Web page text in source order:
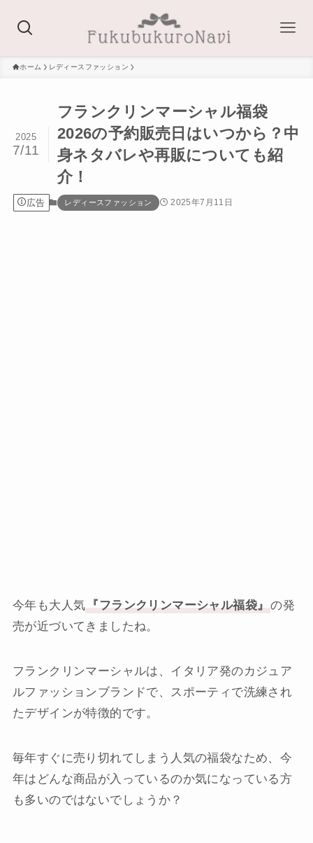
ホーム レディースファッション
フランクリンマーシャル福袋
2026の予約販売日はいつから？中
身ネタバレや再販についても紹
介！
2025
7/11
広告 レディースファッション 2025年7月11日
今年も大人気 『フランクリンマーシャル福袋』 の発
売が近づいてきましたね。
フランクリンマーシャルは、イタリア発のカジュア
ルファッションブランドで、スポーティで洗練され
たデザインが特徴的です。
毎年すぐに売り切れてしまう人気の福袋なため、今
年はどんな商品が入っているのか気になっている方
も多いのではないでしょうか？